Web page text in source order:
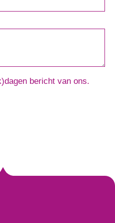
bericht van ons.